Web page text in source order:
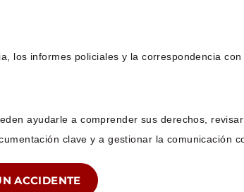
los informes policiales y la correspondencia
ayudarle a comprender sus derechos,
clave y a gestionar la comunicación
ACCIDENTE